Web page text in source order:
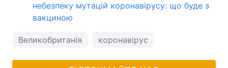
небезпеку мутацій коронавірусу: що буде з
вакциною
Великобританія коронавірус